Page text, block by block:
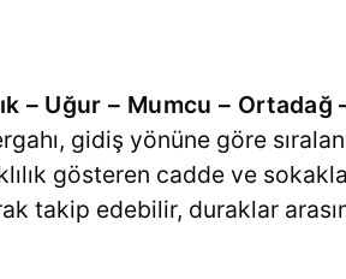
– Uğur – Mumcu – Ortadağ
gidiş yönüne göre
gösteren cadde ve
takip edebilir, duraklar